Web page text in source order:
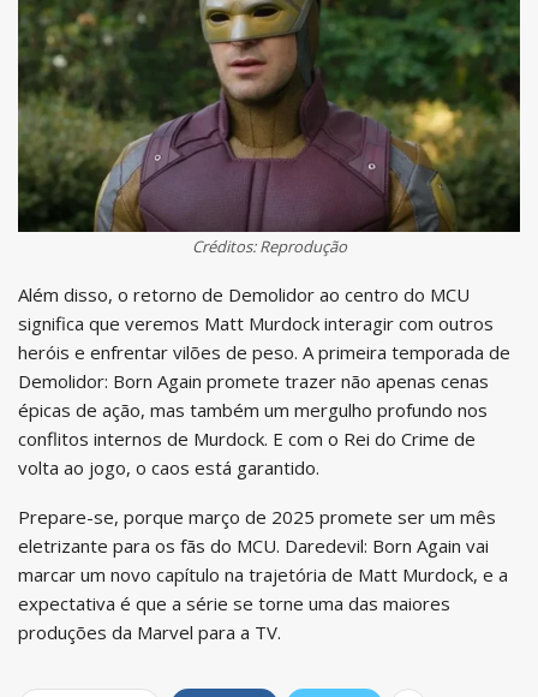
Créditos: Reprodução
Além disso, o retorno de Demolidor ao centro do MCU
significa que veremos Matt Murdock interagir com outros
heróis e enfrentar vilões de peso. A primeira temporada de
Demolidor: Born Again promete trazer não apenas cenas
épicas de ação, mas também um mergulho profundo nos
conflitos internos de Murdock. E com o Rei do Crime de
volta ao jogo, o caos está garantido.
Prepare-se, porque março de 2025 promete ser um mês
eletrizante para os fãs do MCU. Daredevil: Born Again vai
marcar um novo capítulo na trajetória de Matt Murdock, e a
expectativa é que a série se torne uma das maiores
produções da Marvel para a TV.